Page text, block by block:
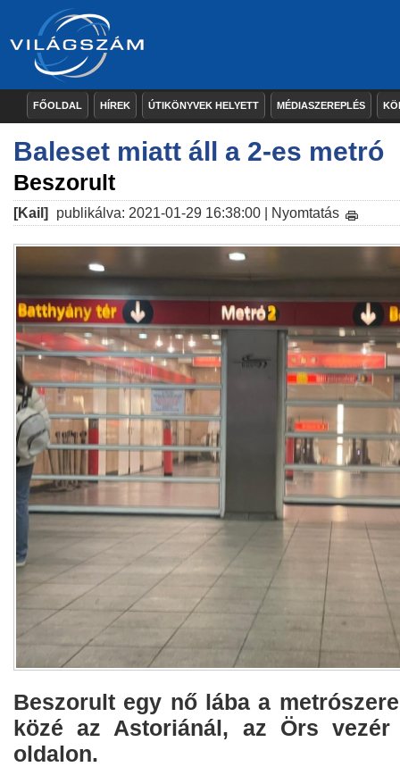
FŐOLDAL HÍREK ÚTIKÖNYVEK HELYETT MÉDIASZEREPLÉS
Baleset miatt áll a 2-es metró
Beszorult
[Kail] publikálva: 2021-01-29 16:38:00 | Nyomtatás
Beszorult egy nő lába a
közé az Astoriánál, az Örs
oldalon.